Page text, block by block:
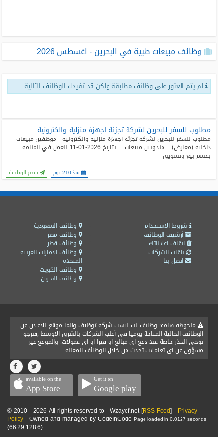
تصفح
الوظائف
وظائف
اليوم
السعودية
اليوم
وظائف
مصر
وظائف
المدونة
وظائف مبيعات طبية في البحرين - اغسطس 2026
لم يتم العثور على وظائف مطابقة ولكن قد تفيدك الوظائف التالية
مطلوب للسفر للبحرين لشركة تجزئة اجهزة منزلية والكترونية
مطلوب للسفر للبحرين لشركة تجزئة اجهزة منزلية والكترونية - موظفين مبيعات
داخلية (معارض) + مندوبين مبيعات ... بتاريخ 2026-01-11 للعمل في المنامة
بقسم بيع وتسويق
منذ 210 يوم تقدم للوظيفة
وظائف السعودية
وظائف مصر
وظائف قطر
وظائف الامارات العربية
المتحدة
وظائف الكويت
وظائف البحرين
شروط الاستخدام
أرشيف الوظائف
ايقاف اعلاناتك
باقات الشركات
اتصل بنا
ملحوظة هامة: وظايف نت ليست شركة توظيف وانما موقع للاعلان عن
الوظائف الخالية المتاحة يوميا فى أغلب الشركات بالشرق الاوسط ,فنرجو
توخى الحذر خاصة عند دفع اى مبالغ او فيزا او اى عمولات. والموقع غير
مسؤول عن اى تعاملات تحدث من خلال الوظائف المعلنة.
available on the
App Store
Get it on
Google play
© 2010 - 2026 All rights reserved to - Wzayef.net [RSS Feed] - Privacy
Policy- Owned and managed by CodeInCode Page loaded in 0.0127 seconds
(66.29.128.6)